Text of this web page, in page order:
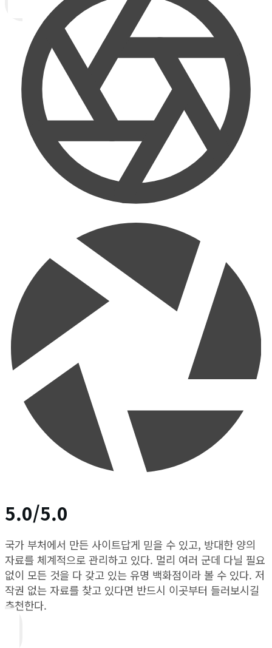
5.0/5.0
국가 부처에서 만든 사이트답게 믿을 수 있고, 방대한 양의
자료를 체계적으로 관리하고 있다. 멀리 여러 군데 다닐 필요
없이 모든 것을 다 갖고 있는 유명 백화점이라 볼 수 있다. 저
작권 없는 자료를 찾고 있다면 반드시 이곳부터 들러보시길
추천한다.